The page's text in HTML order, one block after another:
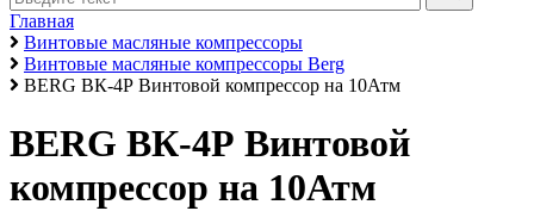
Главная
Винтовые масляные компрессоры
Винтовые масляные компрессоры Berg
BERG ВК-4Р Винтовой компрессор на 10Атм
BERG ВК-4Р Винтовой
компрессор на 10Атм